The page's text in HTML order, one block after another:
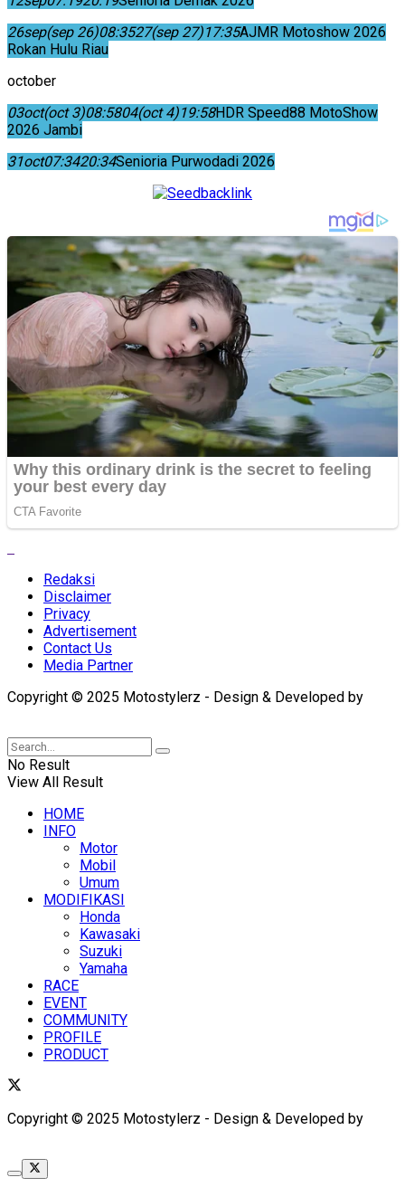
26sep(sep 26)08:3527(sep 27)17:35AJMR Motoshow 2026
Rokan Hulu Riau
october
03oct(oct 3)08:5804(oct 4)19:58HDR Speed88 MotoShow
2026 Jambi
31oct07:3420:34Senioria Purwodadi 2026
Redaksi
Disclaimer
Privacy
Advertisement
Contact Us
Media Partner
Copyright © 2025 Motostylerz - Design & Developed by
No Result
View All Result
HOME
INFO
Motor
Mobil
Umum
MODIFIKASI
Honda
Kawasaki
Suzuki
Yamaha
RACE
EVENT
COMMUNITY
PROFILE
PRODUCT
Copyright © 2025 Motostylerz - Design & Developed by